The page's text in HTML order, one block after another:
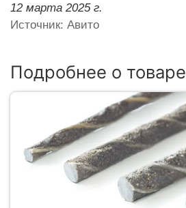
12 марта 2025 г.
Источник: Авито
Подробнее о товаре